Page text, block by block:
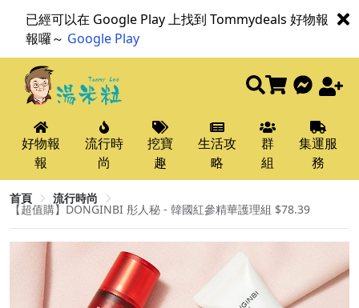
已經可以在 Google Play 上找到 Tommydeals 好物報
報囉～ Google Play
好物報
報
流行時
尚
挖寶
趣
生活攻
略
群
組
集運服
務
首頁 流行時尚
【超值購】DONGINBI 彤人秘 - 韓國紅參精華護理組 $78.39